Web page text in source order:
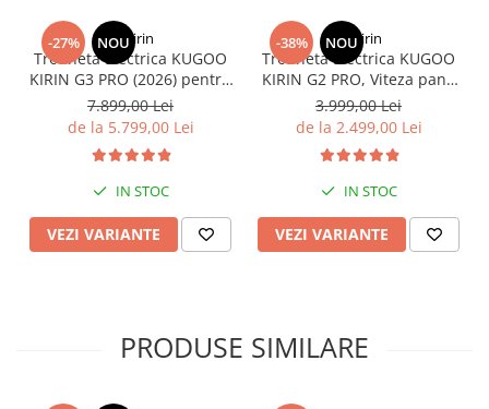
-27% NOU
KuKirin
Trotineta Electrica KUGOO
KIRIN G3 PRO (2026) pentru
Teren Accidentat (Off-Road
Electric Scooter) - Motor
Dual 2x1200W, Autonomie
de 80km, Viteză Până la
65km/h, Baterie 52V 23.2Ah
7.899,00 Lei
de la 5.799,00 Lei
IN STOC
VEZI VARIANTE
-38% NOU
KuKirin
Trotineta Electrica KUGOO
KIRIN G2 PRO, Viteza pana
la 45km/h, Autonomie
55Km, Motor 600W, 48V
15Ah
3.999,00 Lei
de la 2.499,00 Lei
IN STOC
VEZI VARIANTE
PRODUSE SIMILARE